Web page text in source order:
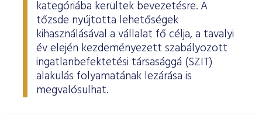
kategóriába kerültek bevezetésre. A
tőzsde nyújtotta lehetőségek
kihasználásával a vállalat fő célja, a tavalyi
év elején kezdeményezett szabályozott
ingatlanbefektetési társasággá (SZIT)
alakulás folyamatának lezárása is
megvalósulhat.